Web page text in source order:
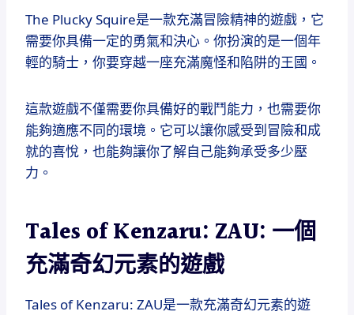
The Plucky Squire是一款充滿冒險精神的遊戲，它
需要你具備一定的勇氣和決心。你扮演的是一個年
輕的騎士，你要穿越一座充滿魔怪和陷阱的王國。
這款遊戲不僅需要你具備好的戰鬥能力，也需要你
能夠適應不同的環境。它可以讓你感受到冒險和成
就的喜悅，也能夠讓你了解自己能夠承受多少壓
力。
Tales of Kenzaru: ZAU: 一個
充滿奇幻元素的遊戲
Tales of Kenzaru: ZAU是一款充滿奇幻元素的遊